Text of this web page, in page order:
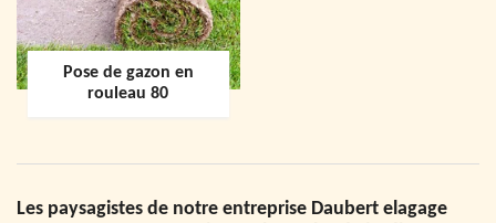
Pose de gazon en
rouleau 80
Les paysagistes de notre entreprise Daubert elagage